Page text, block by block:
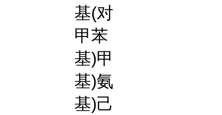
基(对
甲苯
基)甲
基)氨
基)己